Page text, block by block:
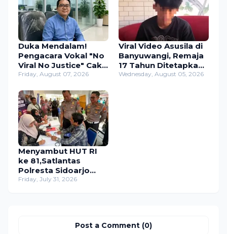
Duka Mendalam!
Pengacara Vokal "No
Viral No Justice" Cak
Sholeh Berpulang,
Sakit Selama 5 Tahun
Friday, August 07, 2026
Viral Video Asusila di
Banyuwangi, Remaja
17 Tahun Ditetapkan
Tersangka
Wednesday, August 05, 2026
Menyambut HUT RI
ke 81,Satlantas
Polresta Sidoarjo
Hadirkan SIM Keliling
Friday, July 31, 2026
Post a Comment (0)